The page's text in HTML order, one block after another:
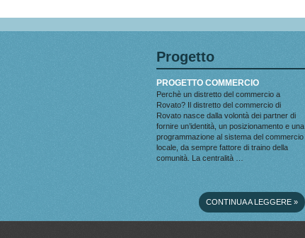
Progetto
PROGETTO COMMERCIO
Perchè un distretto del commercio a
Rovato? Il distretto del commercio di
Rovato nasce dalla volontà dei partner di
fornire un’identità, un posizionamento e una
programmazione al sistema del commercio
locale, da sempre fattore di traino della
comunità. La centralità …
CONTINUA A LEGGERE »